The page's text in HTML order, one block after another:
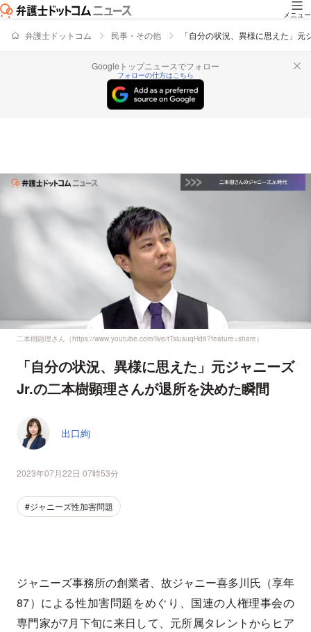
メニュー
弁護士ドットコム 民事・その他 「自分の状況、異様に思えた」
Googleトップニュースでフォロー
フォローの仕方はこちら
二本樹顕理さん（https://www.youtube.com/live/tTsiusuqHd8?feature=share）
「自分の状況、異様に思えた」元ジャニーズ
Jr.の二本樹顕理さんが退所を決めた瞬間
出口絢
2023年07月22日 07時53分
#ジャニーズ性加害問題
ジャニーズ事務所の創業者、故ジャニー喜多川氏（享年
87）による性加害問題をめぐり、国連の人権理事会の
専門家が7月下旬に来日して、元所属タレントからヒア